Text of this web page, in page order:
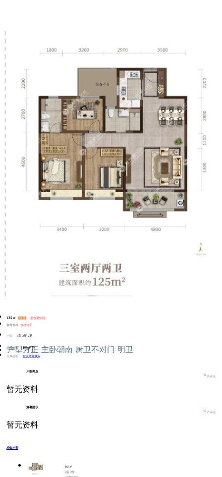
125㎡ 待售 变价通知我
参考价格 价格待定
户型 3室 2厅 2卫
建筑面积 125㎡
户型分布 暂无资料
户型方正 主卧朝南 厨卫不对门 明卫
所属楼盘 世茂璀璨珑府
户型亮点
听评论
暂无资料
温馨提示
听评论
暂无资料
相似户型
165㎡